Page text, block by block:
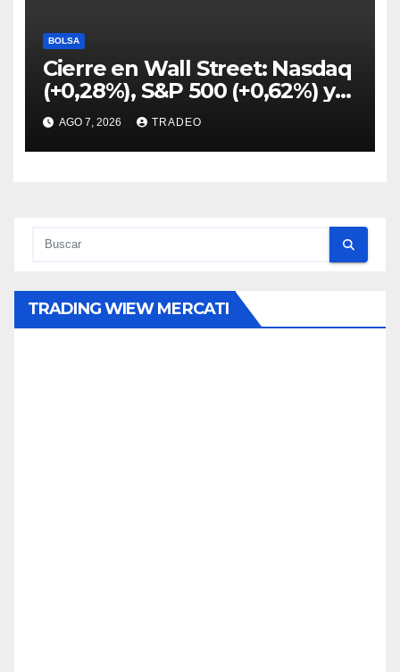
BOLSA
Cierre en Wall Street: Nasdaq
(+0,28%), S&P 500 (+0,62%) y
Nasdaq (+1,30%)
AGO 7, 2026 TRADEO
TRADING WIEW MERCATI